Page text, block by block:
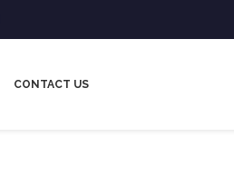
CONTACT US